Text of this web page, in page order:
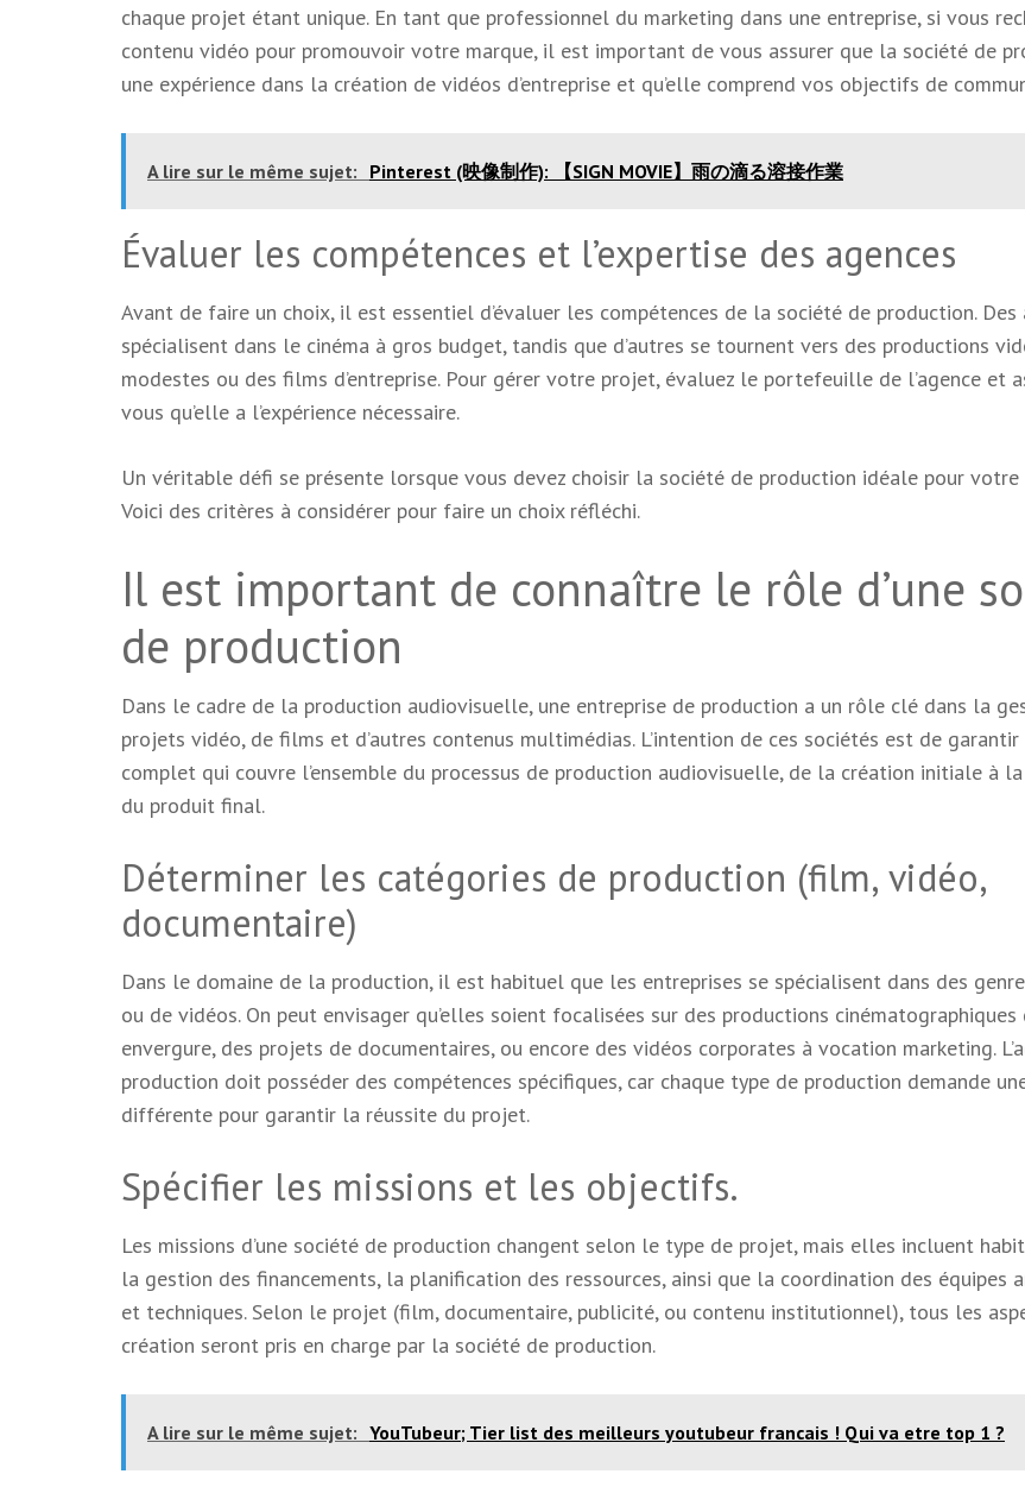
chaque projet étant unique. En tant que professionnel du marketing dans une entreprise, si vous
contenu vidéo pour promouvoir votre marque, il est important de vous assurer que la société de
une expérience dans la création de vidéos d’entreprise et qu’elle comprend vos objectifs de
A lire sur le même sujet: Pinterest (映像制作): 【SIGN MOVIE】雨の滴る溶接作業
Évaluer les compétences et l’expertise des agences
Avant de faire un choix, il est essentiel d’évaluer les compétences de la société de production. Des
spécialisent dans le cinéma à gros budget, tandis que d’autres se tournent vers des productions
modestes ou des films d’entreprise. Pour gérer votre projet, évaluez le portefeuille de l’agence et
vous qu’elle a l’expérience nécessaire.
Un véritable défi se présente lorsque vous devez choisir la société de production idéale pour votre
Voici des critères à considérer pour faire un choix réfléchi.
Il est important de connaître le rôle d’une
de production
Dans le cadre de la production audiovisuelle, une entreprise de production a un rôle clé dans la
projets vidéo, de films et d’autres contenus multimédias. L’intention de ces sociétés est de garantir
complet qui couvre l’ensemble du processus de production audiovisuelle, de la création initiale à
du produit final.
Déterminer les catégories de production (film, vidéo,
documentaire)
Dans le domaine de la production, il est habituel que les entreprises se spécialisent dans des
ou de vidéos. On peut envisager qu’elles soient focalisées sur des productions cinématographiques
envergure, des projets de documentaires, ou encore des vidéos corporates à vocation marketing.
production doit posséder des compétences spécifiques, car chaque type de production demande
différente pour garantir la réussite du projet.
Spécifier les missions et les objectifs.
Les missions d’une société de production changent selon le type de projet, mais elles incluent
la gestion des financements, la planification des ressources, ainsi que la coordination des équipes
et techniques. Selon le projet (film, documentaire, publicité, ou contenu institutionnel), tous les
création seront pris en charge par la société de production.
A lire sur le même sujet: YouTubeur; Tier list des meilleurs youtubeur francais ! Qui va etre top 1 ?